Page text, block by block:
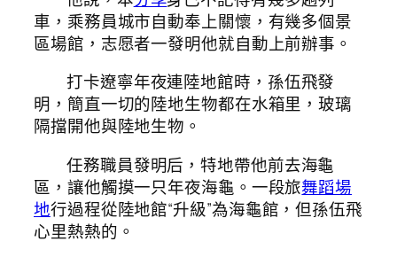
車，乘務員城市自動奉上關懷，有幾多個景
區場館，志愿者一發明他就自動上前辦事。
打卡遼寧年夜連陸地館時，孫伍飛發
明，簡直一切的陸地生物都在水箱里，玻璃
隔擋開他與陸地生物。
任務職員發明后，特地帶他前去海龜
區，讓他觸摸一只年夜海龜。一段旅舞蹈場
地行過程從陸地館“升級”為海龜館，但孫伍飛
心里熱熱的。